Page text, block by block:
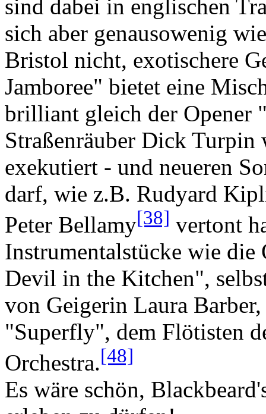
sind dabei in englischen
sich aber genausowenig
Bristol nicht, exotischere
Jamboree" bietet eine
brilliant gleich der Opener
Straßenräuber Dick
exekutiert - und neueren
darf, wie z.B. Rudyard
Peter Bellamy[38] vertont
Instrumentalstücke wie
Devil in the Kitchen",
von Geigerin Laura
"Superfly", dem Flötisten
Orchestra.[48]
Es wäre schön,